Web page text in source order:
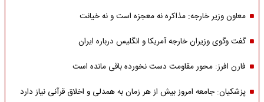
معاون وزیر خارجه: مذاکره نه معجزه است و نه خیانت
گفت وگوی وزیران خارجه آمریکا و انگلیس درباره ایران
فارن افرز: محور مقاومت دست نخورده باقی مانده است
پزشکیان: جامعه امروز بیش از هر زمان به همدلی و اخلاق قرآنی نیاز دارد